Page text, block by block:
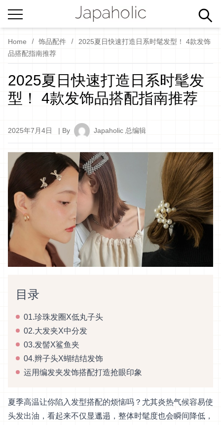
Home 饰品配件
2025夏日快速打造日系时髦发型！ 4款发饰
品搭配指南推荐
2025夏日快速打造日系时髦发
型！ 4款发饰品搭配指南推荐
2025年7月4日 | By Japaholic 总编辑
目录
01.珍珠发圈X低丸子头
02.大发夹X中分发
03.发髻X鲨鱼夹
04.辫子头X蝴结结发饰
运用编发夹发饰搭配打造抢眼印象
夏季高温让你陷入发型搭配的烦恼吗？尤其炎热气候容易使
头发出油，看起来不仅显邋遢，整体时髦度也会瞬间降低，